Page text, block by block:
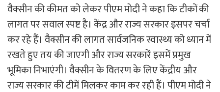
वैक्सीन की कीमत को लेकर पीएम मोदी ने कहा कि टीकों की
लागत पर सवाल स्पष्ट है। केंद्र और राज्य सरकार इसपर चर्चा
कर रहे हैं। वैक्सीन की लागत सार्वजनिक स्वास्थ्य को ध्यान में
रखते हुए तय की जाएगी और राज्य सरकारें इसमें प्रमुख
भूमिका निभाएंगी। वैक्सीन के वितरण के लिए केंद्रीय और
राज्य सरकार की टीमें मिलकर काम कर रही हैं। पीएम मोदी ने